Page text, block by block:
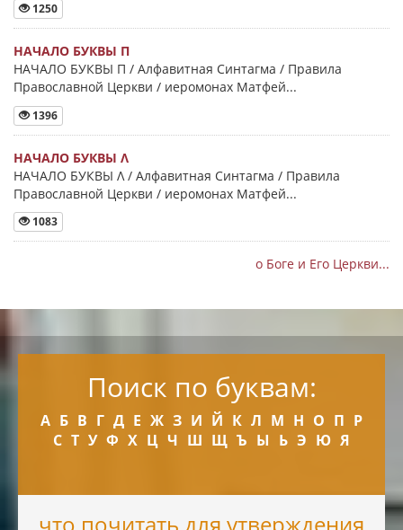
1250
НАЧАЛО БУКВЫ Π
НАЧАЛО БУКВЫ Π / Алфавитная Синтагма / Правила
Православной Церкви / иеромонах Матфей...
1396
НАЧАЛО БУКВЫ Λ
НАЧАЛО БУКВЫ Λ / Алфавитная Синтагма / Правила
Православной Церкви / иеромонах Матфей...
1083
о Боге и Его Церкви...
Поиск по буквам:
А Б В Г Д Е Ж З И Й К Л М Н О П Р
С Т У Ф Х Ц Ч Ш Щ Ъ Ы Ь Э Ю Я
что почитать для утверждения